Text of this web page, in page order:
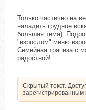
Только частично на
наладить грудное
большая тема).
"взрослом" меню
Семейная трапеза с
радостной!
Скрытый текст.
зарегистрированным